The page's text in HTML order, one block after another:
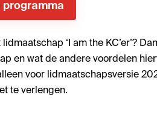
programma
‘I am the KC’er’?
en wat de andere voordelen
voor lidmaatschapsversie
te verlengen.